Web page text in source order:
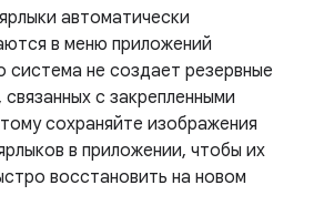
автоматически
в меню приложений
система не создает резервные
связанных с закрепленными
сохраняйте изображения
в приложении, чтобы их
восстановить на новом